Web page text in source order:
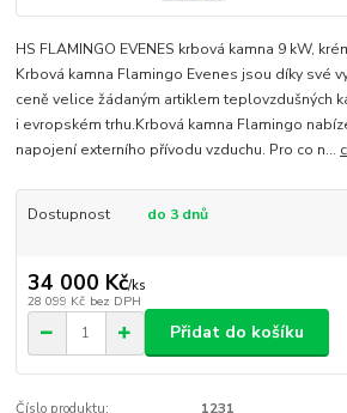
HS FLAMINGO EVENES krbová kamna 9 kW,
Krbová kamna Flamingo Evenes jsou díky své
ceně velice žádaným artiklem teplovzdušných
i evropském trhu.Krbová kamna Flamingo
napojení externího přívodu vzduchu. Pro co n...
Dostupnost do 3 dnů
34 000 Kč/ks
28 099 Kč bez DPH
Přidat do košíku
Číslo produktu: 1231